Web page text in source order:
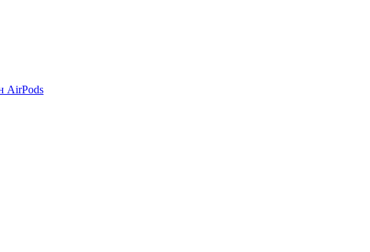
AirPods